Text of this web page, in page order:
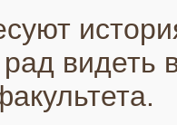
видеть